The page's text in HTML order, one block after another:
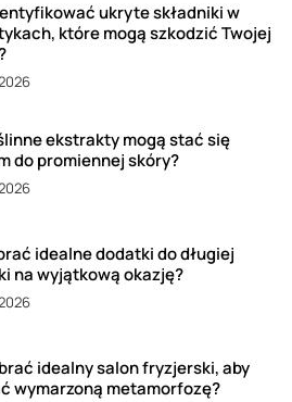
ukryte składniki w
które mogą szkodzić Twojej
ekstrakty mogą stać się
do promiennej skóry?
idealne dodatki do długiej
na wyjątkową okazję?
idealny salon fryzjerski, aby
wymarzoną metamorfozę?